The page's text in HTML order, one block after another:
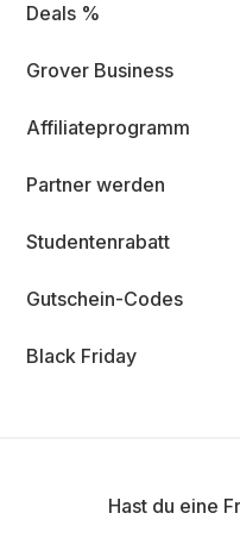
Deals %
Grover Business
Affiliateprogramm
Partner werden
Studentenrabatt
Gutschein-Codes
Black Friday
Hast du eine